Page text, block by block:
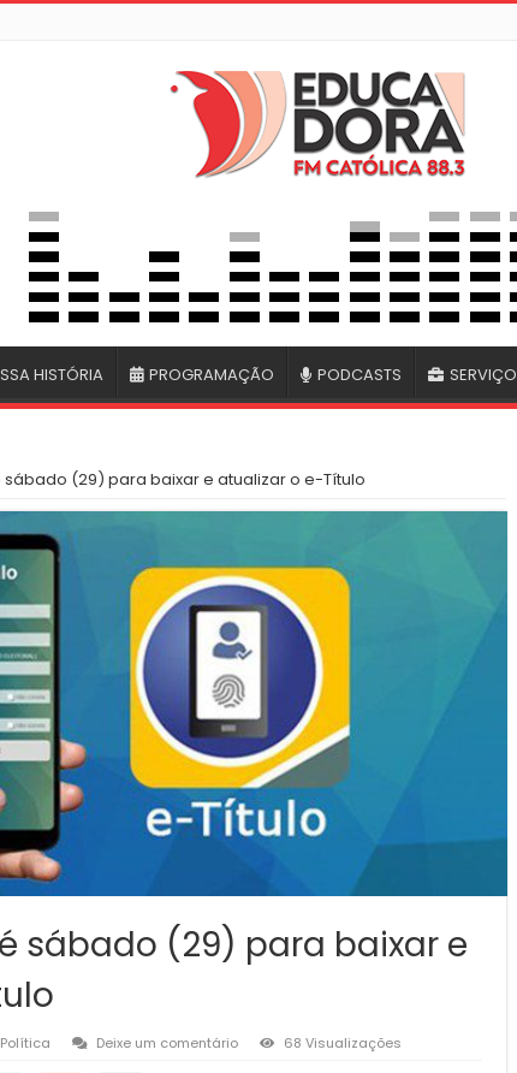
HISTÓRIA PROGRAMAÇÃO PODCASTS SERVIÇO
sábado (29) para baixar e atualizar o e-Título
sábado (29) para baixar e
Política Deixe um comentário 68 Visualizações